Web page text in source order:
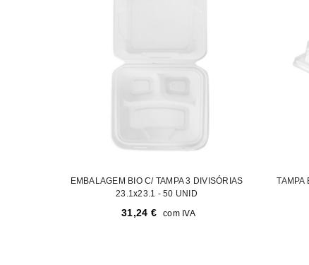
EMBALAGEM BIO C/ TAMPA 3 DIVISÓRIAS
23.1x23.1 - 50 UNID
31,24 € com IVA
TAMPA